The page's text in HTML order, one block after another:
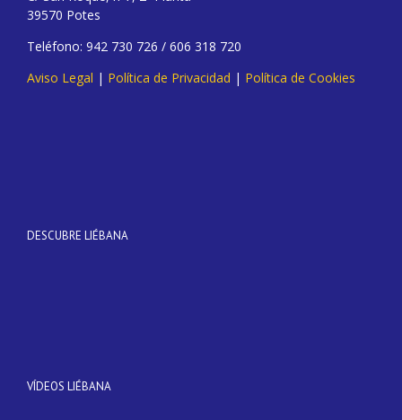
39570 Potes
Teléfono: 942 730 726 / 606 318 720
Aviso Legal | Política de Privacidad | Política de Cookies
DESCUBRE LIÉBANA
VÍDEOS LIÉBANA